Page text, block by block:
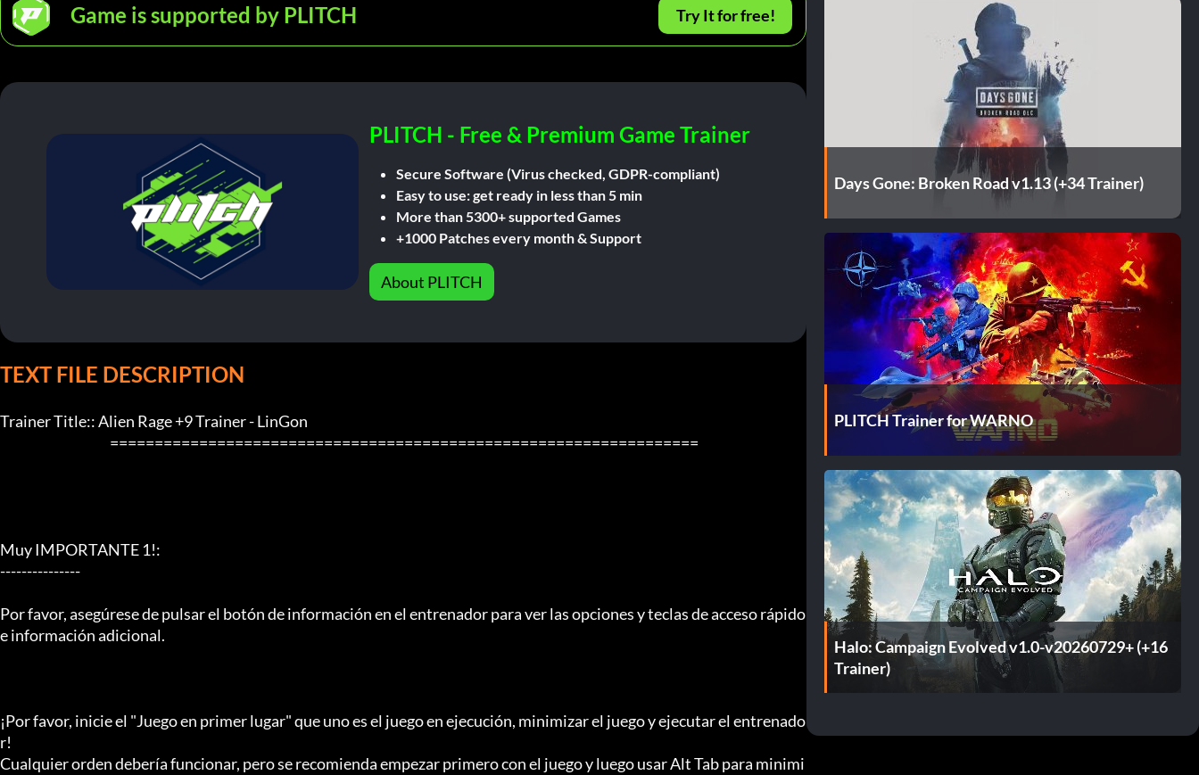
Game is supported by PLITCH Try It for free!
PLITCH - Free & Premium Game Trainer
Secure Software (Virus checked, GDPR-compliant)
Easy to use: get ready in less than 5 min
More than 5300+ supported Games
+1000 Patches every month & Support
About PLITCH
TEXT FILE DESCRIPTION
Trainer Title:: Alien Rage +9 Trainer - LinGon
Muy IMPORTANTE 1!:
---------------
Por favor, asegúrese de pulsar el botón de información en el entrenador para ver las opciones y teclas de acceso rápido
e información adicional.
¡Por favor, inicie el "Juego en primer lugar" que uno es el juego en ejecución, minimizar el juego y ejecutar el entrenado
r!
Cualquier orden debería funcionar, pero se recomienda empezar primero con el juego y luego usar Alt Tab para minimi
Days Gone: Broken Road v1.13 (+34 Trainer)
PLITCH Trainer for WARNO
Halo: Campaign Evolved v1.0-v20260729+ (+16
Trainer)